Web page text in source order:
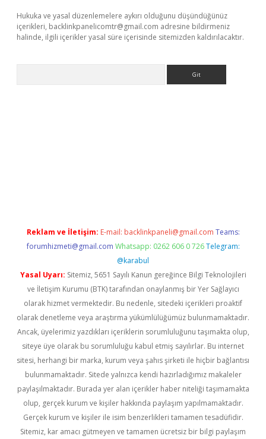
Hukuka ve yasal düzenlemelere aykırı olduğunu düşündüğünüz
içerikleri, backlinkpanelicomtr@gmail.com adresine bildirmeniz
halinde, ilgili içerikler yasal süre içerisinde sitemizden kaldırılacaktır.
Reklam ve İletişim: E-mail: backlinkpaneli@gmail.com Teams:
forumhizmeti@gmail.com Whatsapp: 0262 606 0 726 Telegram:
@karabul
Yasal Uyarı: Sitemiz, 5651 Sayılı Kanun gereğince Bilgi Teknolojileri
ve İletişim Kurumu (BTK) tarafından onaylanmış bir Yer Sağlayıcı
olarak hizmet vermektedir. Bu nedenle, sitedeki içerikleri proaktif
olarak denetleme veya araştırma yükümlülüğümüz bulunmamaktadır.
Ancak, üyelerimiz yazdıkları içeriklerin sorumluluğunu taşımakta olup,
siteye üye olarak bu sorumluluğu kabul etmiş sayılırlar. Bu internet
sitesi, herhangi bir marka, kurum veya şahıs şirketi ile hiçbir bağlantısı
bulunmamaktadır. Sitede yalnızca kendi hazırladığımız makaleler
paylaşılmaktadır. Burada yer alan içerikler haber niteliği taşımamakta
olup, gerçek kurum ve kişiler hakkında paylaşım yapılmamaktadır.
Gerçek kurum ve kişiler ile isim benzerlikleri tamamen tesadüfidir.
Sitemiz, kar amacı gütmeyen ve tamamen ücretsiz bir bilgi paylaşım